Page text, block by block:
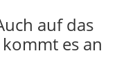
auf das
es an